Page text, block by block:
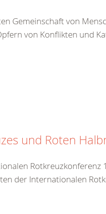
Gemeinschaft von
von Konflikten und
und Roten
der Internationalen